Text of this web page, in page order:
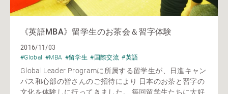
《英語MBA》留学生のお茶会＆習字体験
2016/11/03
#Global #MBA #留学生 #国際交流 #英語
Global Leader Programに所属する留学生が、日進キャン
パス和心部の皆さんのご招待により 日本のお茶と習字の
文化を体験しに行ってきました。 毎回留学生たちに大好